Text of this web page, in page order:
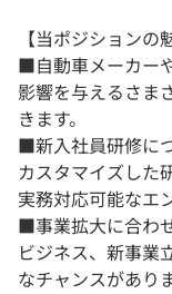
【当ポジションの
■自動車メーカー
影響を与えるさま
きます。
■新入社員研修に
カスタマイズした
実務対応可能なエ
■事業拡大に合わ
ビジネス、新事業
なチャンスがありま